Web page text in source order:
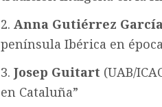
2. Anna Gutiérrez
península Ibérica en
3. Josep Guitart (UAB/
en Cataluña”